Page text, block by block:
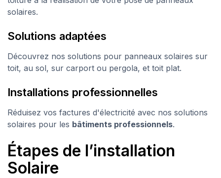
solaires.
Solutions adaptées
Découvrez nos solutions pour panneaux solaires sur
toit, au sol, sur carport ou pergola, et toit plat.
Installations professionnelles
Réduisez vos factures d'électricité avec nos solutions
solaires pour les bâtiments professionnels.
Étapes de l’installation
Solaire